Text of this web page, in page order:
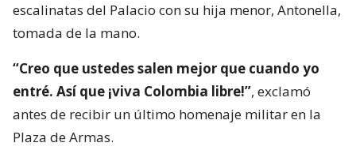
escalinatas del Palacio con su hija menor, Antonella,
tomada de la mano.
“Creo que ustedes salen mejor que cuando yo
entré. Así que ¡viva Colombia libre!”, exclamó
antes de recibir un último homenaje militar en la
Plaza de Armas.